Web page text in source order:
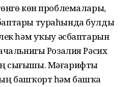
көн проблемалары,
тураһында булды
һәм уҡыу әсбаптарын
Розалия Рәсих
сығышы. Мәғарифты
башҡорт һәм башҡа